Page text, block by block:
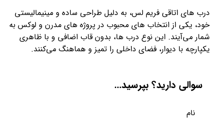
درب های اتاقی فریم لس، به دلیل طراحی ساده و مینیمالیستی
خود، یکی از انتخاب های محبوب در پروژه های مدرن و لوکس به
شمار می‌آیند. این نوع درب ها، بدون قاب اضافی و با ظاهری
یکپارچه با دیوار، فضای داخلی را تمیز و هماهنگ می‌کنند.
سوالی دارید؟ بپرسید...
نام